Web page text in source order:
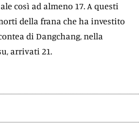
così ad almeno 17. A questi
della frana che ha investito
di Dangchang, nella
arrivati 21.